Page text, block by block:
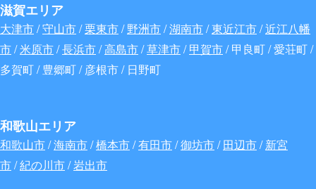
滋賀エリア
大津市/守山市/栗東市/野洲市/湖南市/東近江市/近江八幡
市/米原市/長浜市/高島市/草津市/甲賀市/ 甲良町 / 愛荘町 /
多賀町 / 豊郷町 / 彦根市 / 日野町
和歌山エリア
和歌山市/海南市/橋本市/有田市/御坊市/田辺市/新宮
市/紀の川市/岩出市